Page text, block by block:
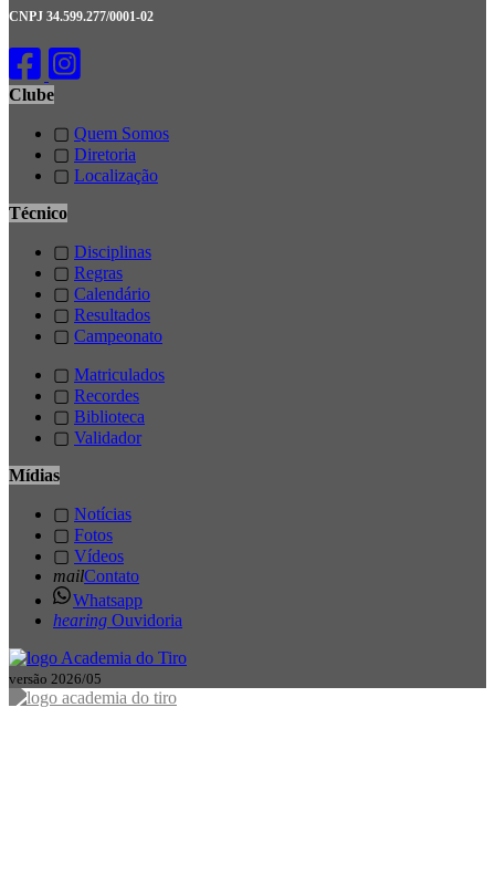
CNPJ 34.599.277/0001-02
Clube
▢ Quem Somos
▢ Diretoria
▢ Localização
Técnico
▢ Disciplinas
▢ Regras
▢ Calendário
▢ Resultados
▢ Campeonato
▢ Matriculados
▢ Recordes
▢ Biblioteca
▢ Validador
Mídias
▢ Notícias
▢ Fotos
▢ Vídeos
mailContato
Whatsapp
hearing Ouvidoria
versão 2026/05